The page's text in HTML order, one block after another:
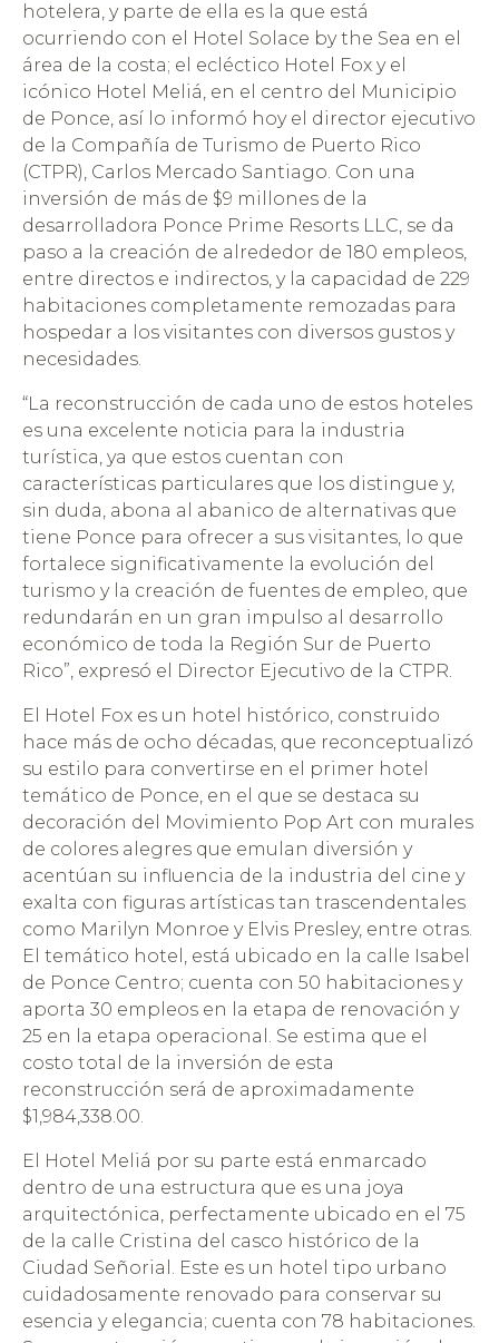
hotelera, y parte de ella es la que está
ocurriendo con el Hotel Solace by the Sea en el
área de la costa; el ecléctico Hotel Fox y el
icónico Hotel Meliá, en el centro del Municipio
de Ponce, así lo informó hoy el director ejecutivo
de la Compañía de Turismo de Puerto Rico
(CTPR), Carlos Mercado Santiago. Con una
inversión de más de $9 millones de la
desarrolladora Ponce Prime Resorts LLC, se da
paso a la creación de alrededor de 180 empleos,
entre directos e indirectos, y la capacidad de 229
habitaciones completamente remozadas para
hospedar a los visitantes con diversos gustos y
necesidades.
“La reconstrucción de cada uno de estos hoteles
es una excelente noticia para la industria
turística, ya que estos cuentan con
características particulares que los distingue y,
sin duda, abona al abanico de alternativas que
tiene Ponce para ofrecer a sus visitantes, lo que
fortalece significativamente la evolución del
turismo y la creación de fuentes de empleo, que
redundarán en un gran impulso al desarrollo
económico de toda la Región Sur de Puerto
Rico”, expresó el Director Ejecutivo de la CTPR.
El Hotel Fox es un hotel histórico, construido
hace más de ocho décadas, que reconceptualizó
su estilo para convertirse en el primer hotel
temático de Ponce, en el que se destaca su
decoración del Movimiento Pop Art con murales
de colores alegres que emulan diversión y
acentúan su influencia de la industria del cine y
exalta con figuras artísticas tan trascendentales
como Marilyn Monroe y Elvis Presley, entre otras.
El temático hotel, está ubicado en la calle Isabel
de Ponce Centro; cuenta con 50 habitaciones y
aporta 30 empleos en la etapa de renovación y
25 en la etapa operacional. Se estima que el
costo total de la inversión de esta
reconstrucción será de aproximadamente
$1,984,338.00.
El Hotel Meliá por su parte está enmarcado
dentro de una estructura que es una joya
arquitectónica, perfectamente ubicado en el 75
de la calle Cristina del casco histórico de la
Ciudad Señorial. Este es un hotel tipo urbano
cuidadosamente renovado para conservar su
esencia y elegancia; cuenta con 78 habitaciones.